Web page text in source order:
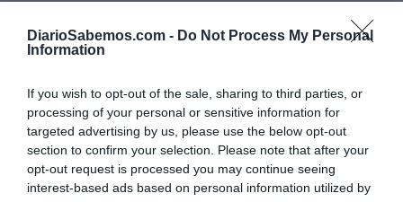
DiarioSabemos.com - Do Not Process My Personal
Information
If you wish to opt-out of the sale, sharing to third parties, or
processing of your personal or sensitive information for
targeted advertising by us, please use the below opt-out
section to confirm your selection. Please note that after your
opt-out request is processed you may continue seeing
interest-based ads based on personal information utilized by